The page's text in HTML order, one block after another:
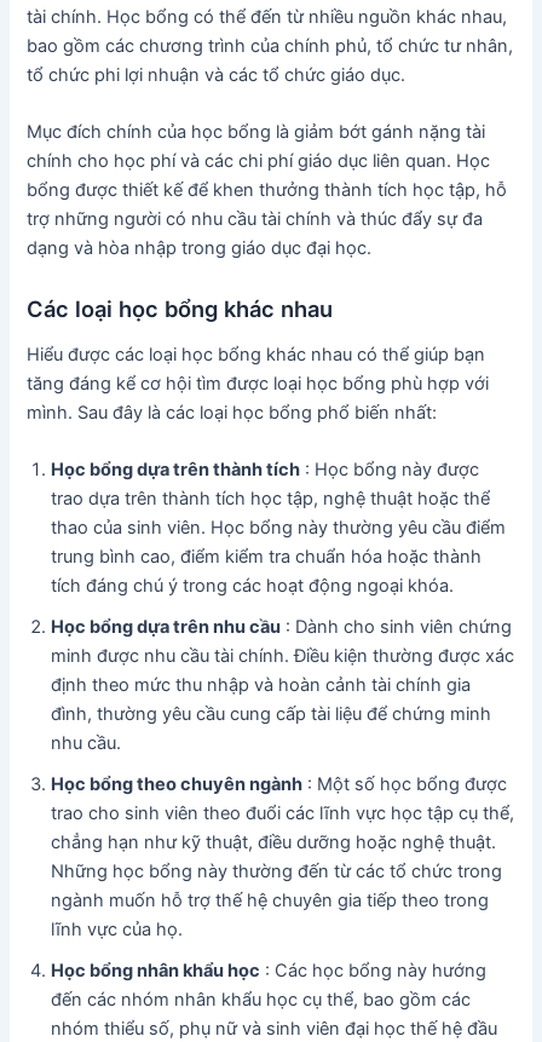
tài chính. Học bổng có thể đến từ nhiều nguồn khác nhau,
bao gồm các chương trình của chính phủ, tổ chức tư nhân,
tổ chức phi lợi nhuận và các tổ chức giáo dục.
Mục đích chính của học bổng là giảm bớt gánh nặng tài
chính cho học phí và các chi phí giáo dục liên quan. Học
bổng được thiết kế để khen thưởng thành tích học tập, hỗ
trợ những người có nhu cầu tài chính và thúc đẩy sự đa
dạng và hòa nhập trong giáo dục đại học.
Các loại học bổng khác nhau
Hiểu được các loại học bổng khác nhau có thể giúp bạn
tăng đáng kể cơ hội tìm được loại học bổng phù hợp với
mình. Sau đây là các loại học bổng phổ biến nhất:
Học bổng dựa trên thành tích : Học bổng này được
trao dựa trên thành tích học tập, nghệ thuật hoặc thể
thao của sinh viên. Học bổng này thường yêu cầu điểm
trung bình cao, điểm kiểm tra chuẩn hóa hoặc thành
tích đáng chú ý trong các hoạt động ngoại khóa.
Học bổng dựa trên nhu cầu : Dành cho sinh viên chứng
minh được nhu cầu tài chính. Điều kiện thường được xác
định theo mức thu nhập và hoàn cảnh tài chính gia
đình, thường yêu cầu cung cấp tài liệu để chứng minh
nhu cầu.
Học bổng theo chuyên ngành : Một số học bổng được
trao cho sinh viên theo đuổi các lĩnh vực học tập cụ thể,
chẳng hạn như kỹ thuật, điều dưỡng hoặc nghệ thuật.
Những học bổng này thường đến từ các tổ chức trong
ngành muốn hỗ trợ thế hệ chuyên gia tiếp theo trong
lĩnh vực của họ.
Học bổng nhân khẩu học : Các học bổng này hướng
đến các nhóm nhân khẩu học cụ thể, bao gồm các
nhóm thiểu số, phụ nữ và sinh viên đại học thế hệ đầu